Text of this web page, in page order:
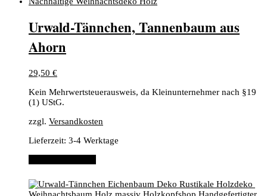
​Urwald-Tännchen, ​Tannenbaum aus
Ahorn
29,50 €
Kein Mehrwertsteuerausweis, da Kleinunternehmer nach §19
(1) UStG.
zzgl. Versandkosten
Lieferzeit: 3-4 Werktage